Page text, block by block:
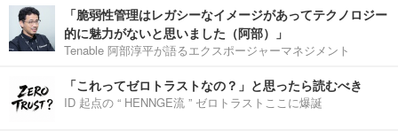
「脆弱性管理はレガシーなイメージがあってテクノロジー
的に魅力がないと思いました（阿部）」
Tenable 阿部淳平が語るエクスポージャーマネジメント
「これってゼロトラストなの？」と思ったら読むべき
ID 起点の “ HENNGE流 ” ゼロトラストここに爆誕